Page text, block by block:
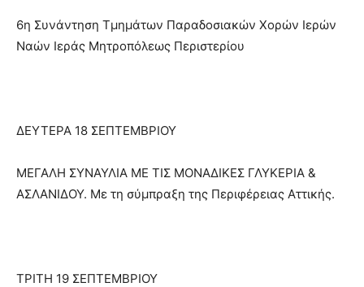
6η Συνάντηση Τμημάτων Παραδοσιακών Χορών Ιερών
Ναών Ιεράς Μητροπόλεως Περιστερίου
ΔΕΥΤΕΡΑ 18 ΣΕΠΤΕΜΒΡΙΟΥ
ΜΕΓΑΛΗ ΣΥΝΑΥΛΙΑ ΜΕ ΤΙΣ ΜΟΝΑΔΙΚΕΣ ΓΛΥΚΕΡΙΑ &
ΑΣΛΑΝΙΔΟΥ. Με τη σύμπραξη της Περιφέρειας Αττικής.
ΤΡΙΤΗ 19 ΣΕΠΤΕΜΒΡΙΟΥ